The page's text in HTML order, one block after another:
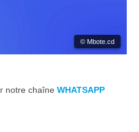
© Mbote.cd
notre chaîne WHATSAPP